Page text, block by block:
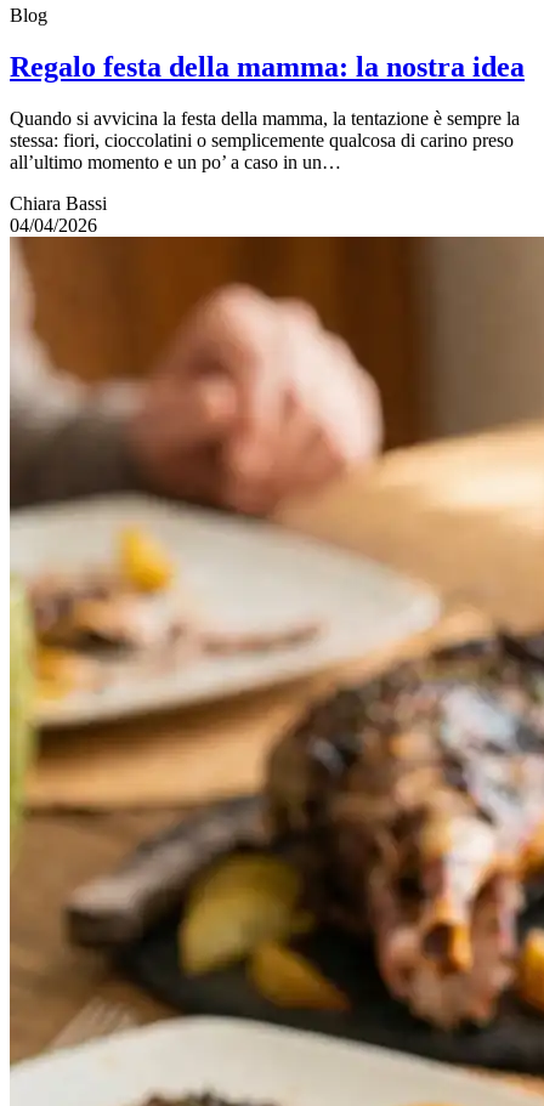
Blog
Regalo festa della mamma: la nostra idea
Quando si avvicina la festa della mamma, la tentazione è sempre la
stessa: fiori, cioccolatini o semplicemente qualcosa di carino preso
all’ultimo momento e un po’ a caso in un…
Chiara Bassi
04/04/2026